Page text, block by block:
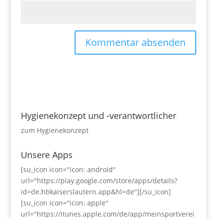
Hygienekonzept und -verantwortlicher
zum Hygienekonzept
Unsere Apps
[su_icon icon="icon: android"
url="https://play.google.com/store/apps/details?
id=de.hbkaiserslautern.app&hl=de"][/su_icon]
[su_icon icon="icon: apple"
url="https://itunes.apple.com/de/app/meinsportverei